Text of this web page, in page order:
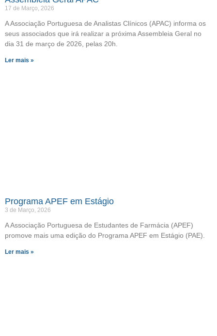
17 de Março, 2026
A Associação Portuguesa de Analistas Clínicos (APAC) informa os
seus associados que irá realizar a próxima Assembleia Geral no
dia 31 de março de 2026, pelas 20h.
Ler mais »
Programa APEF em Estágio
3 de Março, 2026
A Associação Portuguesa de Estudantes de Farmácia (APEF)
promove mais uma edição do Programa APEF em Estágio (PAE).
Ler mais »